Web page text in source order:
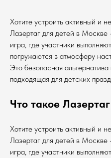
Хотите устроить активный и
Лазертаг для детей в
игра, где участники
погружаются в атмосферу
Это безопасная
подходящая для детских
Что такое Лазертаг
Хотите устроить активный и
Лазертаг для детей в
игра, где участники